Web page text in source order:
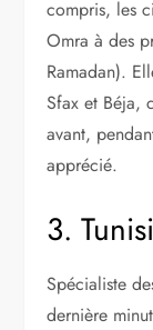
compris, les
Omra à des
Ramadan).
Sfax et Béja,
avant,
apprécié.
3.
Spécialiste
dernière